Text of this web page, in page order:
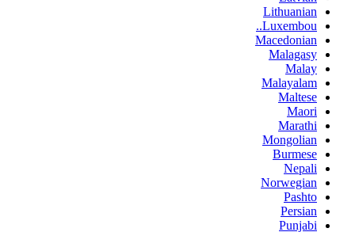
Lithuanian
Luxembou..
Macedonian
Malagasy
Malay
Malayalam
Maltese
Maori
Marathi
Mongolian
Burmese
Nepali
Norwegian
Pashto
Persian
Punjabi